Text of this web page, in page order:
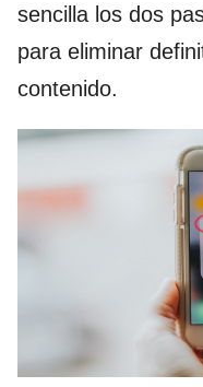
sencilla los dos
para eliminar
contenido.